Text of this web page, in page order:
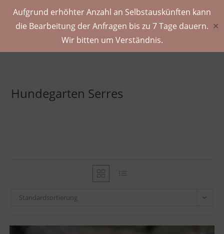
Aufgrund erhöhter Anzahl an Selbstauskünften kann
die Bearbeitung der Anfragen bis zu 7 Tage dauern.
Wir bitten um Verständnis.
✕
Hundegarten Serres
Standardsortierung